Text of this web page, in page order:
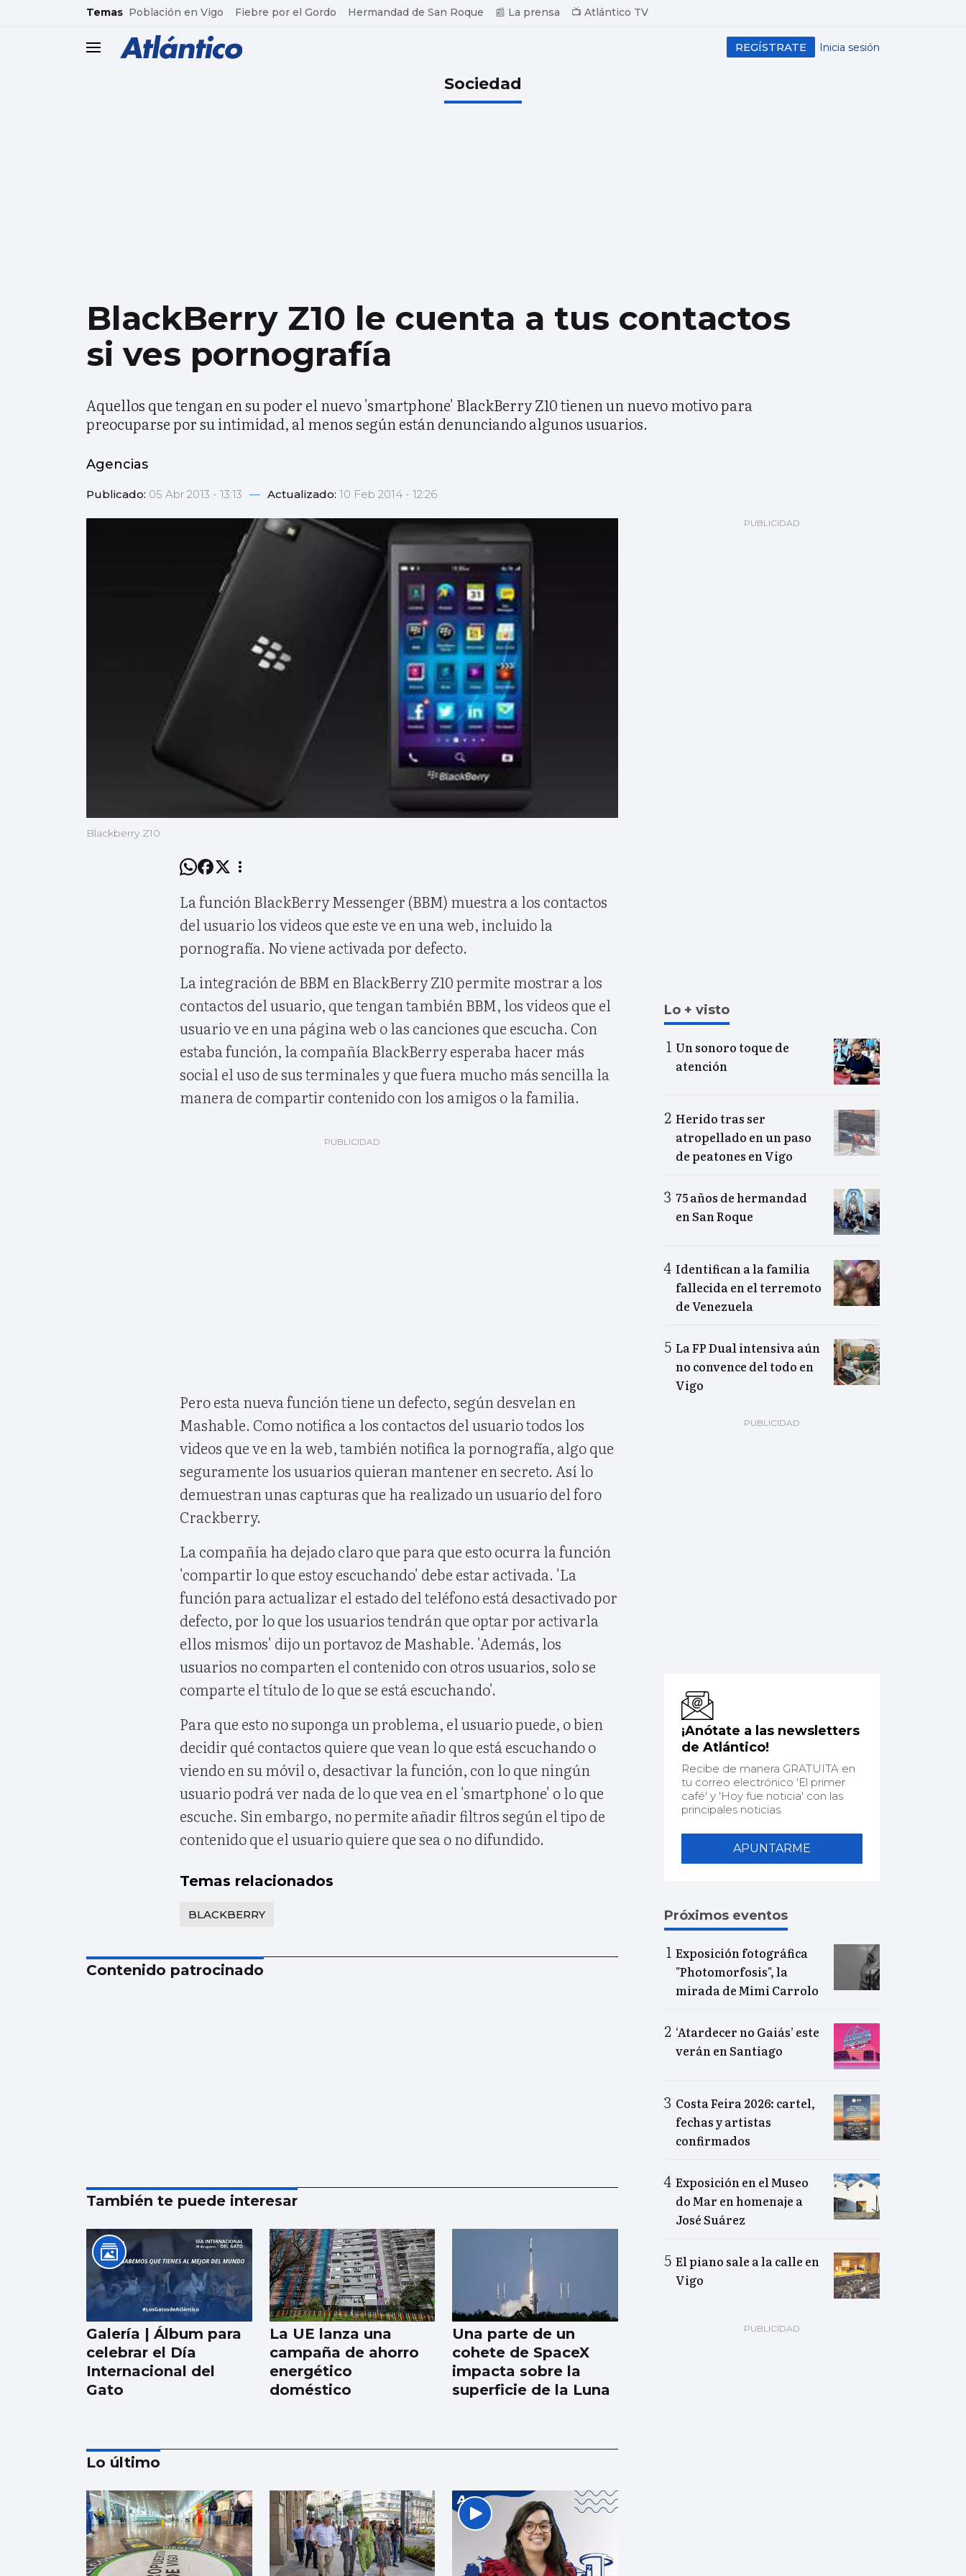
common.go-to-content
Temas Población en Vigo Fiebre por el Gordo Hermandad de San Roque 📰 La prensa 📺 Atlántico TV
header.menu.open Inicia sesión
REGÍSTRATE
Sociedad
BlackBerry Z10 le cuenta a tus contactos
si ves pornografía
Aquellos que tengan en su poder el nuevo 'smartphone' BlackBerry Z10 tienen un nuevo motivo para
preocuparse por su intimidad, al menos según están denunciando algunos usuarios.
Agencias
Publicado: 05 Abr 2013 - 13:13 — Actualizado: 10 Feb 2014 - 12:26
Blackberry Z10
La función BlackBerry Messenger (BBM) muestra a los contactos
del usuario los videos que este ve en una web, incluido la
pornografía. No viene activada por defecto.
La integración de BBM en BlackBerry Z10 permite mostrar a los
contactos del usuario, que tengan también BBM, los videos que el
usuario ve en una página web o las canciones que escucha. Con
estaba función, la compañía BlackBerry esperaba hacer más
social el uso de sus terminales y que fuera mucho más sencilla la
manera de compartir contenido con los amigos o la familia.
Pero esta nueva función tiene un defecto, según desvelan en
Mashable. Como notifica a los contactos del usuario todos los
videos que ve en la web, también notifica la pornografía, algo que
seguramente los usuarios quieran mantener en secreto. Así lo
demuestran unas capturas que ha realizado un usuario del foro
Crackberry.
La compañía ha dejado claro que para que esto ocurra la función
'compartir lo que estoy escuchando' debe estar activada. 'La
función para actualizar el estado del teléfono está desactivado por
defecto, por lo que los usuarios tendrán que optar por activarla
ellos mismos' dijo un portavoz de Mashable. 'Además, los
usuarios no comparten el contenido con otros usuarios, solo se
comparte el título de lo que se está escuchando'.
Para que esto no suponga un problema, el usuario puede, o bien
decidir qué contactos quiere que vean lo que está escuchando o
viendo en su móvil o, desactivar la función, con lo que ningún
usuario podrá ver nada de lo que vea en el 'smartphone' o lo que
escuche. Sin embargo, no permite añadir filtros según el tipo de
contenido que el usuario quiere que sea o no difundido.
Temas relacionados
BLACKBERRY
Contenido patrocinado
También te puede interesar
Galería | Álbum para
celebrar el Día
Internacional del
Gato
La UE lanza una
campaña de ahorro
energético
doméstico
Una parte de un
cohete de SpaceX
impacta sobre la
superficie de la Luna
Los españoles
enviaron más
paquetes que cartas
Lo último
Lo + visto
Un sonoro toque de
atención
Herido tras ser
atropellado en un paso
de peatones en Vigo
75 años de hermandad
en San Roque
Identifican a la familia
fallecida en el terremoto
de Venezuela
La FP Dual intensiva aún
no convence del todo en
Vigo
¡Anótate a las newsletters
de Atlántico!
Recibe de manera GRATUITA en
tu correo electrónico 'El primer
café' y 'Hoy fue noticia' con las
principales noticias.
APUNTARME
Próximos eventos
Exposición fotográfica
"Photomorfosis", la
mirada de Mimi Carrolo
‘Atardecer no Gaiás’ este
verán en Santiago
Costa Feira 2026: cartel,
fechas y artistas
confirmados
Exposición en el Museo
do Mar en homenaje a
José Suárez
El piano sale a la calle en
Vigo